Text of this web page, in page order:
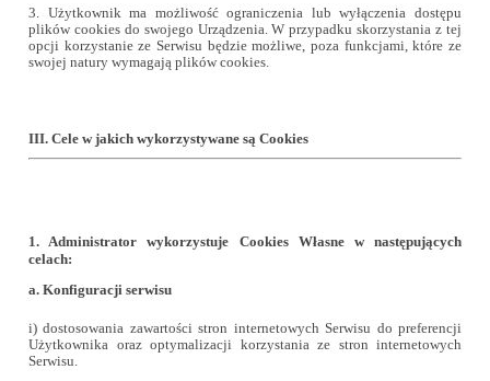
3. Użytkownik ma możliwość ograniczenia lub wyłączenia dostępu
plików cookies do swojego Urządzenia. W przypadku skorzystania z tej
opcji korzystanie ze Serwisu będzie możliwe, poza funkcjami, które ze
swojej natury wymagają plików cookies.
III. Cele w jakich wykorzystywane są Cookies
1. Administrator wykorzystuje Cookies Własne w następujących
celach:
a. Konfiguracji serwisu
i) dostosowania zawartości stron internetowych Serwisu do preferencji
Użytkownika oraz optymalizacji korzystania ze stron internetowych
Serwisu.